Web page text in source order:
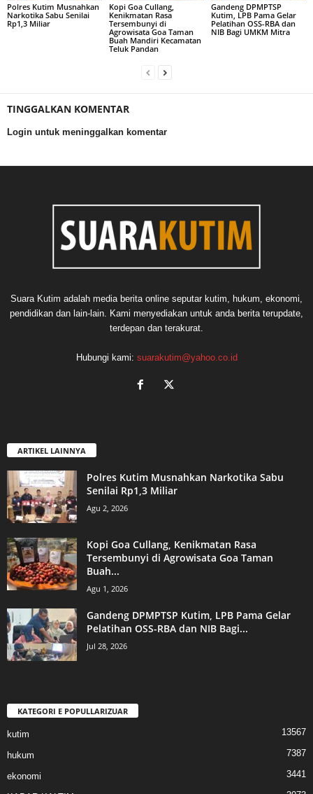
Polres Kutim Musnahkan
Narkotika Sabu Senilai
Rp1,3 Miliar
Kopi Goa Cullang,
Kenikmatan Rasa
Tersembunyi di
Agrowisata Goa Taman
Buah Mandiri Kecamatan
Teluk Pandan
Gandeng DPMPTSP
Kutim, LPB Pama Gelar
Pelatihan OSS-RBA dan
NIB Bagi UMKM Mitra
TINGGALKAN KOMENTAR
Login untuk meninggalkan komentar
Suara Kutim adalah media berita online seputar kutim, hukum, ekonomi,
pendidikan dan lain-lain. Kami menyediakan untuk anda berita terupdate,
terdepan dan terakurat.
Hubungi kami: suarakutim@yahoo.co.id
ARTIKEL LAINNYA
Polres Kutim Musnahkan Narkotika Sabu
Senilai Rp1,3 Miliar
Agu 2, 2026
Kopi Goa Cullang, Kenikmatan Rasa
Tersembunyi di Agrowisata Goa Taman
Buah...
Agu 1, 2026
Gandeng DPMPTSP Kutim, LPB Pama Gelar
Pelatihan OSS-RBA dan NIB Bagi...
Jul 28, 2026
KATEGORI E POPULLARIZUAR
kutim 13567
hukum 7387
ekonomi 3441